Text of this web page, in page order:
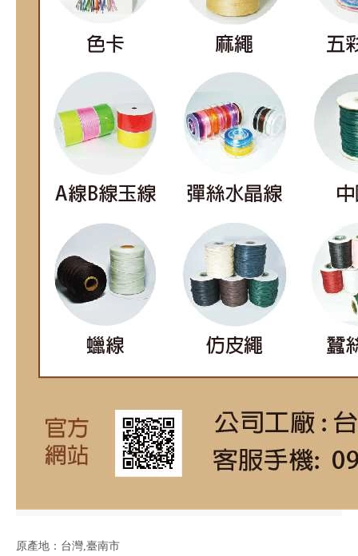
原產地：台灣,臺南市